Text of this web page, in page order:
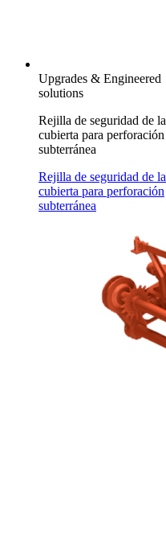
Upgrades & Engineered
solutions
Rejilla de seguridad de la
cubierta para perforación
subterránea
Rejilla de seguridad de la
cubierta para perforación
subterránea